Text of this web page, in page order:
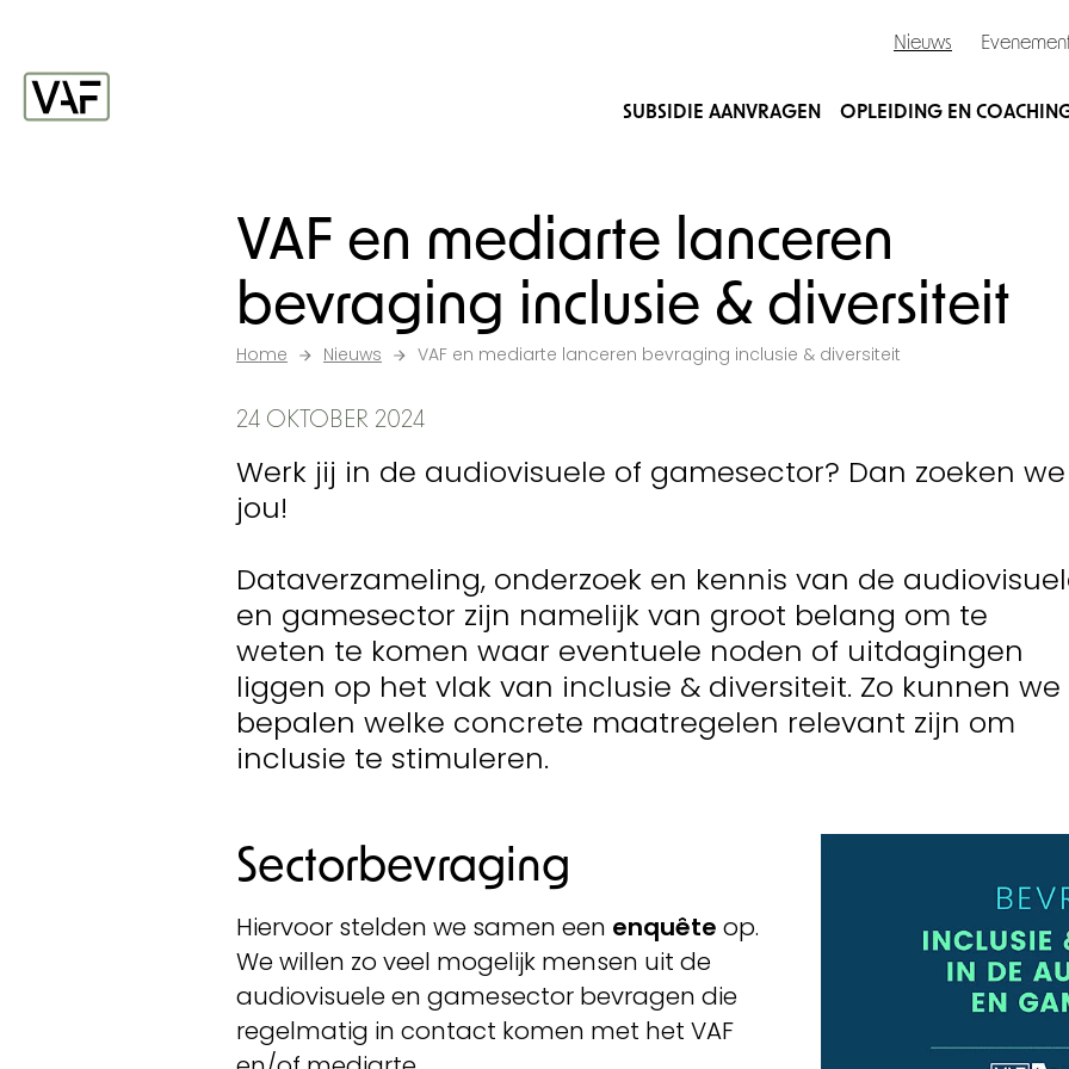
Nieuws
SUBSIDIE AANVRAGEN OPLEIDING EN
VAF en mediarte lanceren
bevraging inclusie & diversiteit
Home Nieuws VAF en mediarte lanceren bevraging inclusie & diversiteit
24 OKTOBER 2024
Werk jij in de audiovisuele of gamesector? Dan zoeken we
jou!
Dataverzameling, onderzoek en kennis van de
en gamesector zijn namelijk van groot belang om te
weten te komen waar eventuele noden of uitdagingen
liggen op het vlak van inclusie & diversiteit. Zo kunnen we
bepalen welke concrete maatregelen relevant zijn om
inclusie te stimuleren.
Sectorbevraging
Hiervoor stelden we samen een enquête op.
We willen zo veel mogelijk mensen uit de
audiovisuele en gamesector bevragen die
regelmatig in contact komen met het VAF